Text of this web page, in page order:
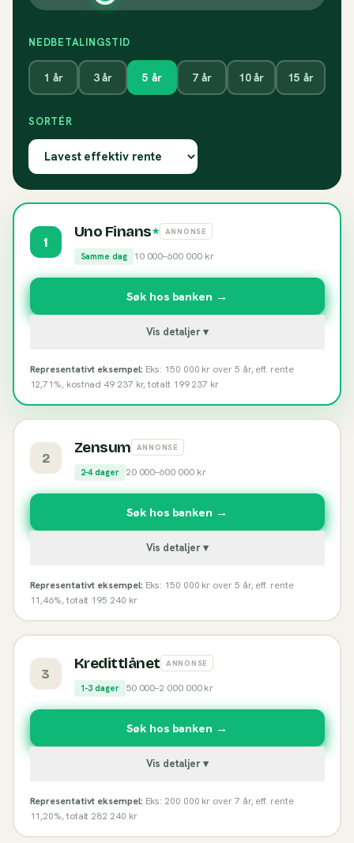
NEDBETALINGSTID
1 år 3år 5 år 7år 10år 15 år
SORTÉR
1
Uno Finans★ ANNONSE
Samme dag 10 000–600 000kr
Søk hos banken →
Vis detaljer ▾
Representativt eksempel: Eks: 150 000 kr over 5 år, eff. rente
12,71%, kostnad 49 237 kr, totalt 199 237 kr
2
Zensum ANNONSE
2-4 dager 20 000–600 000kr
Søk hos banken →
Vis detaljer ▾
Representativt eksempel: Eks: 150 000 kr over 5 år, eff. rente
11,46%, totalt 195 240 kr
3
Kredittlånet ANNONSE
1-3 dager 50 000–2 000 000kr
Søk hos banken →
Vis detaljer ▾
Representativt eksempel: Eks: 200 000 kr over 7 år, eff. rente
11,20%, totalt 282 240 kr